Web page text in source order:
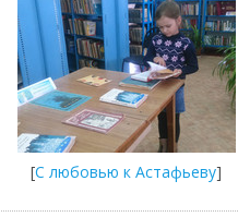
[С любовью к Астафьеву]